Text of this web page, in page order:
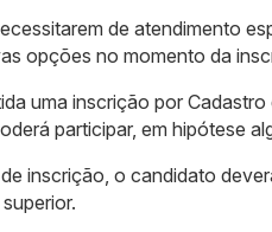
de atendimento
opções no momento da
uma inscrição por
participar, em hipótese
inscrição, o candidato